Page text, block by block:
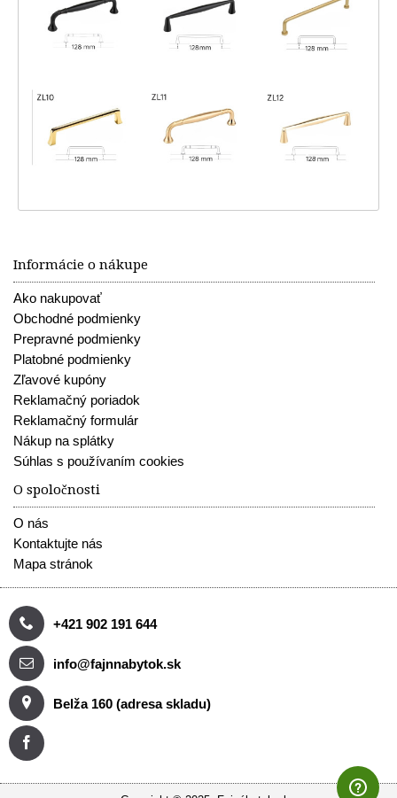
Informácie o nákupe
Ako nakupovať
Obchodné podmienky
Prepravné podmienky
Platobné podmienky
Zľavové kupóny
Reklamačný poriadok
Reklamačný formulár
Nákup na splátky
Súhlas s používaním cookies
O spoločnosti
O nás
Kontaktujte nás
Mapa stránok
+421 902 191 644
info@fajnnabytok.sk
Belža 160 (adresa skladu)